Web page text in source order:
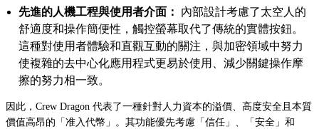
先進的人機工程與使用者介面：
內部設計考慮了太空人的
舒適度和操作簡便性，觸控螢幕取代了傳統的實體按鈕。
這種對使用者體驗和直觀互動的關注，與加密領域中努力
使複雜的去中心化應用程式更易於使用、減少關鍵操作摩
擦的努力相一致。
因此，Crew Dragon 代表了一種針對人力資本的溢價、高度安全且本質
價值高昂的「准入代幣」。其功能優先考慮「信任」、「安全」和